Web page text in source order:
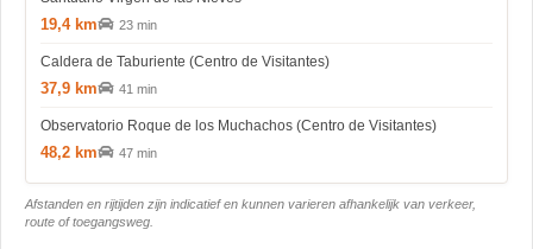
19,4 km 23 min
Caldera de Taburiente (Centro de Visitantes)
37,9 km 41 min
Observatorio Roque de los Muchachos (Centro de Visitantes)
48,2 km 47 min
Afstanden en rijtijden zijn indicatief en kunnen varieren afhankelijk van verkeer,
route of toegangsweg.